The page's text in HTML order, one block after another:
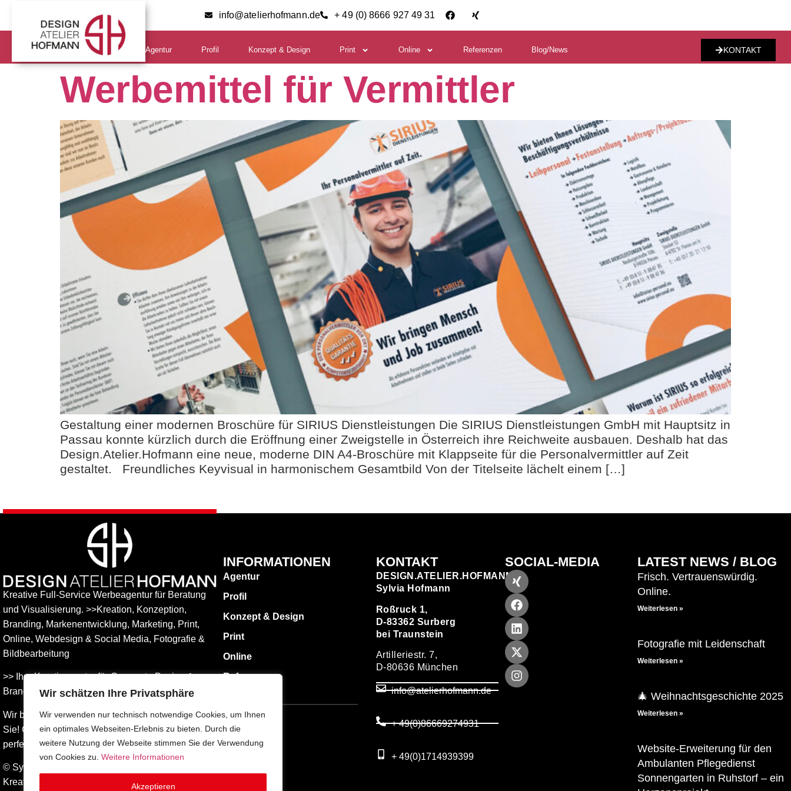
Wir schätzen Ihre Privatsphäre
Wir verwenden nur technisch notwendige Cookies, um Ihnen
ein optimales Webseiten-Erlebnis zu bieten. Durch die
weitere Nutzung der Webseite stimmen Sie der Verwendung
von Cookies zu. Weitere Informationen
Akzeptieren
info@atelierhofmann.de + 49 (0) 8666 927 49 31
KONTAKT
Agentur Profil Konzept & Design Print Online Referenzen Blog/News
Werbemittel für Vermittler
Gestaltung einer modernen Broschüre für SIRIUS Dienstleistungen Die SIRIUS Dienstleistungen GmbH mit Hauptsitz in
Passau konnte kürzlich durch die Eröffnung einer Zweigstelle in Österreich ihre Reichweite ausbauen. Deshalb hat das
Design.Atelier.Hofmann eine neue, moderne DIN A4-Broschüre mit Klappseite für die Personalvermittler auf Zeit
gestaltet. Freundliches Keyvisual in harmonischem Gesamtbild Von der Titelseite lächelt einem […]
Kreative Full-Service Werbeagentur für Beratung
und Visualisierung. >>Kreation, Konzeption,
Branding, Markenentwicklung, Marketing, Print,
Online, Web­design & Social Media, Fotografie &
Bildbear­bei­tung
>> Ihre Kreativagentur für Corporate Design &
Branding Entwicklung – ganz in Ihrer Nähe.
Wir beraten Sie umfassend – und freuen uns auf
Sie! Gemeinsam finden wird die Werbung, die
perfekt zu Ihnen passt.
© Sylvia Hofmann DESIGN.ATELIER.HOFMANN
Kreative Werbeagentur Surberg bei Traunstein –
INFORMATIONEN
Agentur
Profil
Konzept & Design
Print
Online
Referenzen
Impressum
Datenschutz
KONTAKT
DESIGN.ATELIER.HOFMANN
Sylvia Hofmann
Roßruck 1,
D-83362 Surberg
bei Traunstein
Artilleriestr. 7,
D-80636 München
info@atelierhofmann.de
+ 49(0)86669274931
+ 49(0)1714939399
SOCIAL-MEDIA LATEST NEWS / BLOG
Frisch. Vertrauenswürdig.
Online.
Weiterlesen »
Fotografie mit Leidenschaft
Weiterlesen »
🎄 Weihnachtsgeschichte 2025
Weiterlesen »
Website-Erweiterung für den
Ambulanten Pflegedienst
Sonnengarten in Ruhstorf – ein